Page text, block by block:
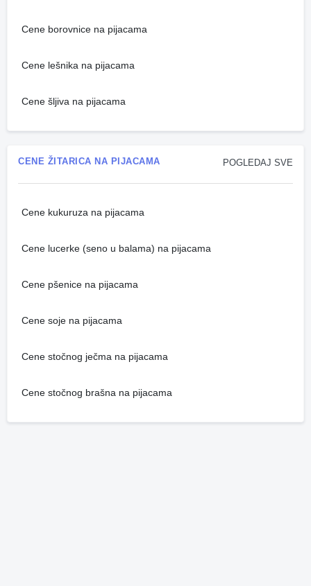
Cene borovnice na pijacama
Cene lešnika na pijacama
Cene šljiva na pijacama
POGLEDAJ SVE
CENE ŽITARICA NA PIJACAMA
Cene kukuruza na pijacama
Cene lucerke (seno u balama) na pijacama
Cene pšenice na pijacama
Cene soje na pijacama
Cene stočnog ječma na pijacama
Cene stočnog brašna na pijacama